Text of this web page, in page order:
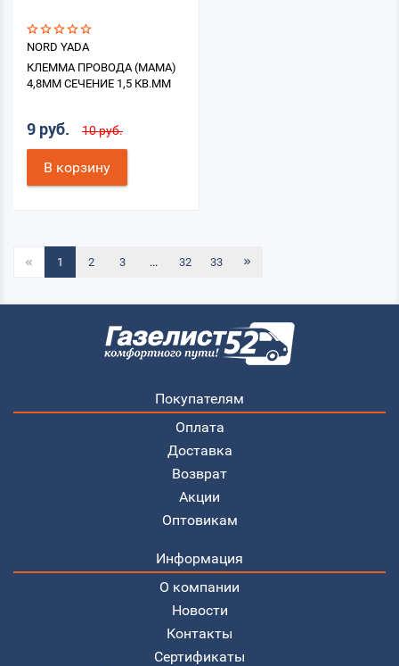
NORD YADA
КЛЕММА ПРОВОДА (МАМА)
4,8ММ СЕЧЕНИЕ 1,5 КВ.ММ
9 руб. 10 руб.
В корзину
1 2 3 ... 32 33
Покупателям
Оплата
Доставка
Возврат
Акции
Оптовикам
Информация
О компании
Новости
Контакты
Сертификаты